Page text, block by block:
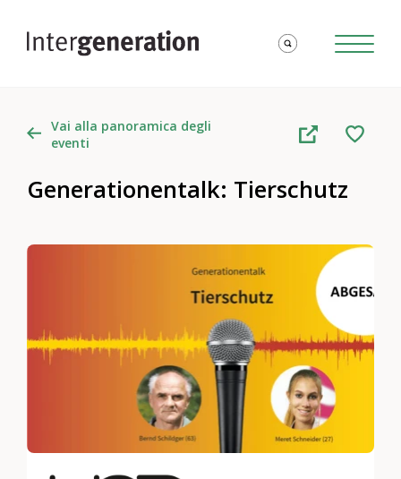
Vai alla panoramica degli
eventi
Generationentalk: Tierschutz